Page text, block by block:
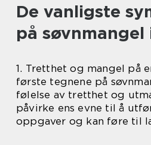
De vanligste
på
1. Tretthet og mangel på
første tegnene på
følelse av tretthet og
påvirke ens evne til å
oppgaver og kan føre til